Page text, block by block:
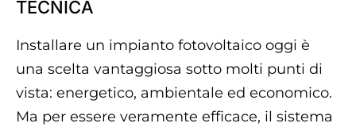
TECNICA
Installare un impianto fotovoltaico oggi è
una scelta vantaggiosa sotto molti punti di
vista: energetico, ambientale ed economico.
Ma per essere veramente efficace, il sistema